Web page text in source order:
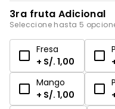
3ra fruta Adicional
Seleccione hasta 5
Fresa
+ S/. 1,00
Mango
+ S/. 1,00